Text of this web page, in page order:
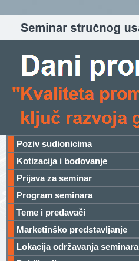
Poziv sudionicima
Kotizacija i bodovanje
Prijava za seminar
Program seminara
Teme i predavači
Marketinško predstavljanje
Lokacija održavanja seminara